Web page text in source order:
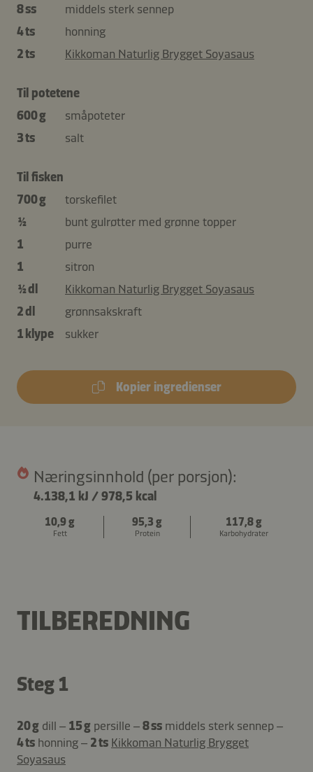
8 ss
middels sterk sennep
4 ts
honning
2 ts
Kikkoman Naturlig Brygget Soyasaus
Til potetene
600 g
småpoteter
3 ts
salt
Til fisken
700 g
torskefilet
½
bunt gulrøtter med grønne topper
1
purre
1
sitron
½ dl
Kikkoman Naturlig Brygget Soyasaus
2 dl
grønnsakskraft
1 klype
sukker
Kopier ingredienser
Næringsinnhold (per porsjon):
4.138,1 kJ /978,5 kcal
10,9 g
Fett
95,3 g
Protein
117,8 g
Karbohydrater
TILBEREDNING
Steg 1
20 g dill – 15 g persille –8 ss middels sterk sennep –
4 ts honning – 2 ts Kikkoman Naturlig Brygget
Soyasaus